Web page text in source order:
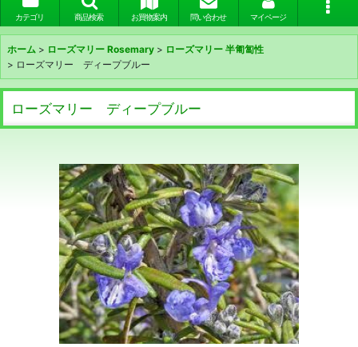
カテゴリ 商品検索 お買物案内 問い合わせ マイページ
ホーム > ローズマリー Rosemary > ローズマリー 半匍匐性
> ローズマリー ディープブルー
ローズマリー ディープブルー